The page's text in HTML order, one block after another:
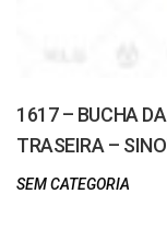
1617 – BUCHA
TRASEIRA –
SEM CATEGORIA